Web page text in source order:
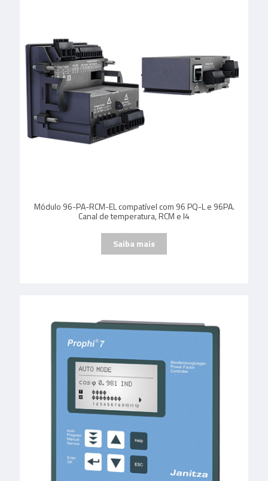
Módulo 96-PA-RCM-EL compatível com 96 PQ-L e 96PA.
Canal de temperatura, RCM e I4